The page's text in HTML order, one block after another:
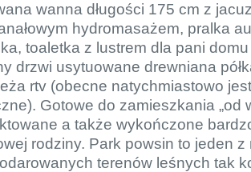
wanna długości 175 cm z
hydromasażem, pralka
toaletka z lustrem dla pani
drzwi usytuowane drewniana
rtv (obecne natychmiastowo
Gotowe do zamieszkania „od
a także wykończone
rodziny. Park powsin to jeden z
terenów leśnych tak